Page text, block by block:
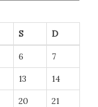
S D
6 7
13 14
20 21